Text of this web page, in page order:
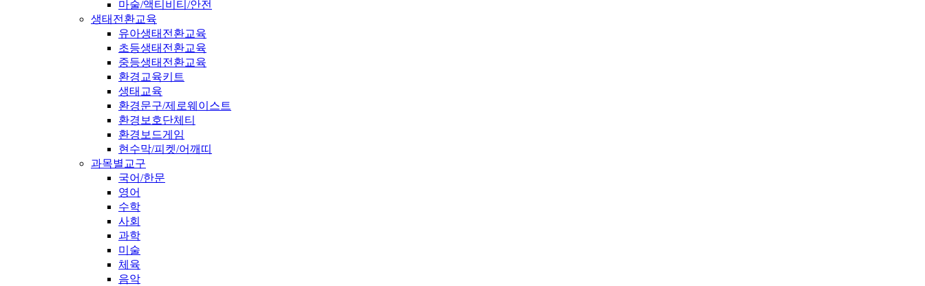
마술/액티비티/안전
생태전환교육
유아생태전환교육
초등생태전환교육
중등생태전환교육
환경교육키트
생태교육
환경문구/제로웨이스트
환경보호단체티
환경보드게임
현수막/피켓/어깨띠
과목별교구
국어/한문
영어
수학
사회
과학
미술
체육
음악